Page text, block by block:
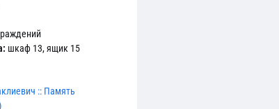
шкаф 13, ящик 15
:: Память